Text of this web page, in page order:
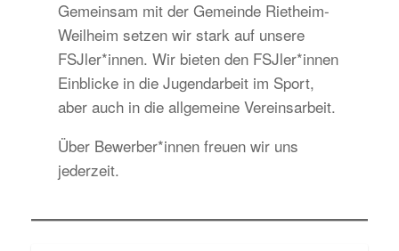
Gemeinsam mit der Gemeinde Rietheim-
Weilheim setzen wir stark auf unsere
FSJler*innen. Wir bieten den FSJler*innen
Einblicke in die Jugendarbeit im Sport,
aber auch in die allgemeine Vereinsarbeit.
Über Bewerber*innen freuen wir uns
jederzeit.